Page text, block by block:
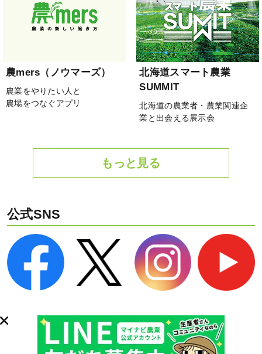
農mers（ノウマーズ）
農業をやりたい人と
農場をつなぐアプリ
北海道スマート農業
SUMMIT
北海道の農業者・農業関連企
業と出会える展示会
もっと見る
公式SNS